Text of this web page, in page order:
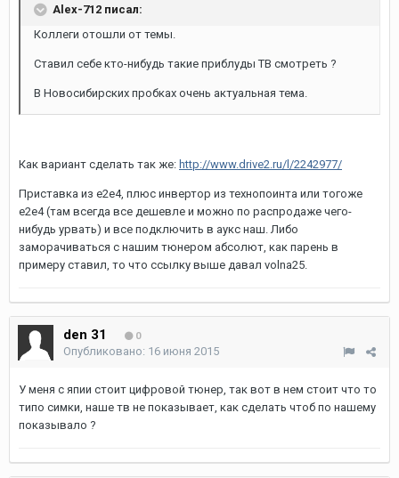
Alex-712 писал:
Коллеги отошли от темы.
Ставил себе кто-нибудь такие приблуды ТВ смотреть ?
В Новосибирских пробках очень актуальная тема.
Как вариант сделать так же: http://www.drive2.ru/l/2242977/
Приставка из e2e4, плюс инвертор из технопоинта или тогоже
e2e4 (там всегда все дешевле и можно по распродаже чего-
нибудь урвать) и все подключить в аукс наш. Либо
заморачиваться с нашим тюнером абсолют, как парень в
примеру ставил, то что ссылку выше давал volna25.
den 31 0
Опубликовано: 16 июня 2015
У меня с япии стоит цифровой тюнер, так вот в нем стоит что то
типо симки, наше тв не показывает, как сделать чтоб по нашему
показывало ?